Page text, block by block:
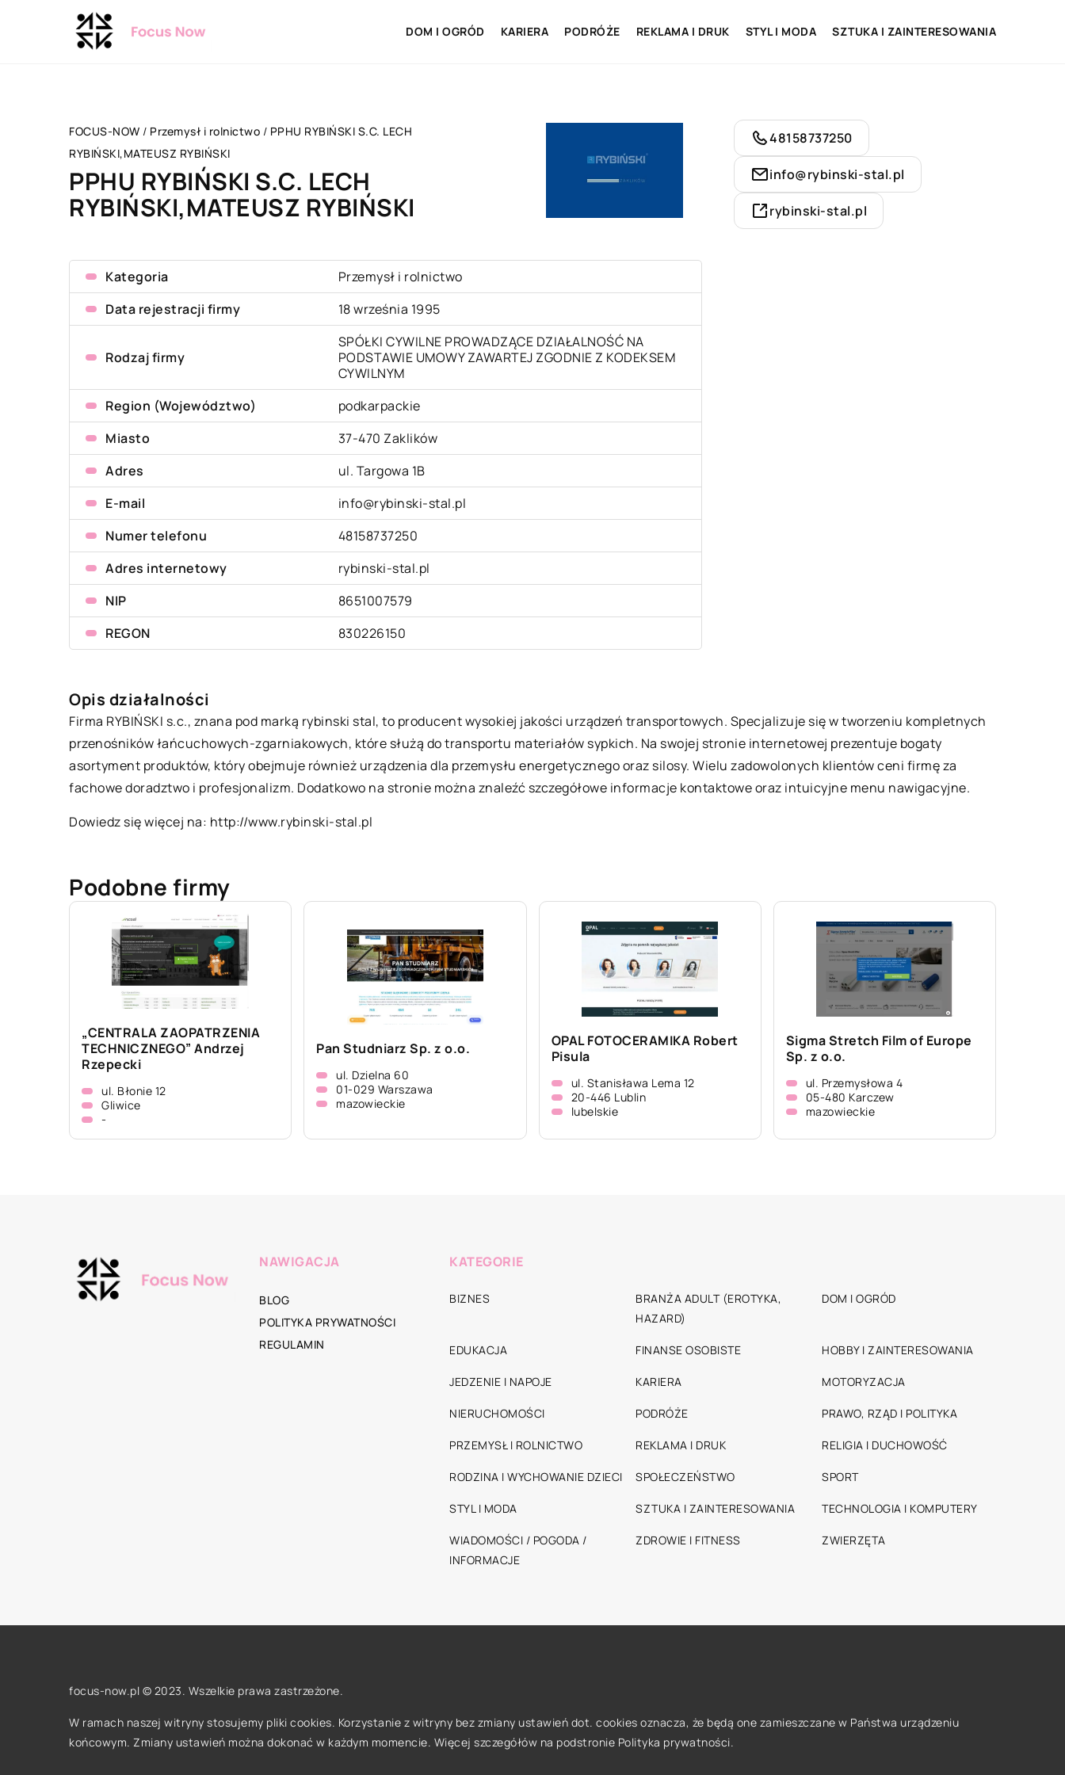
DOM I OGRÓD KARIERA PODRÓŻE REKLAMA I DRUK STYL I MODA SZTUKA I ZAINTERESOWANIA
FOCUS-NOW / Przemysł i rolnictwo / PPHU RYBIŃSKI S.C. LECH
RYBIŃSKI,MATEUSZ RYBIŃSKI
PPHU RYBIŃSKI S.C. LECH
RYBIŃSKI,MATEUSZ RYBIŃSKI
Kategoria
Przemysł i rolnictwo
Data rejestracji firmy
18 września 1995
Rodzaj firmy
SPÓŁKI CYWILNE PROWADZĄCE DZIAŁALNOŚĆ NA
PODSTAWIE UMOWY ZAWARTEJ ZGODNIE Z KODEKSEM
CYWILNYM
Region (Województwo)
podkarpackie
Miasto
37-470 Zaklików
Adres
ul. Targowa 1B
E-mail
info@rybinski-stal.pl
Numer telefonu
48158737250
Adres internetowy
rybinski-stal.pl
NIP
8651007579
REGON
830226150
48158737250
info@rybinski-stal.pl
rybinski-stal.pl
Opis działalności
Firma RYBIŃSKI s.c., znana pod marką rybinski stal, to producent wysokiej jakości urządzeń transportowych. Specjalizuje się w tworzeniu kompletnych
przenośników łańcuchowych-zgarniakowych, które służą do transportu materiałów sypkich. Na swojej stronie internetowej prezentuje bogaty
asortyment produktów, który obejmuje również urządzenia dla przemysłu energetycznego oraz silosy. Wielu zadowolonych klientów ceni firmę za
fachowe doradztwo i profesjonalizm. Dodatkowo na stronie można znaleźć szczegółowe informacje kontaktowe oraz intuicyjne menu nawigacyjne.
Dowiedz się więcej na: http://www.rybinski-stal.pl
Podobne firmy
„CENTRALA ZAOPATRZENIA
TECHNICZNEGO” Andrzej
Rzepecki
ul. Błonie 12
Gliwice
-
Pan Studniarz Sp. z o.o.
ul. Dzielna 60
01-029 Warszawa
mazowieckie
OPAL FOTOCERAMIKA Robert
Pisula
ul. Stanisława Lema 12
20-446 Lublin
lubelskie
Sigma Stretch Film of Europe
Sp. z o.o.
ul. Przemysłowa 4
05-480 Karczew
mazowieckie
NAWIGACJA
BLOG
POLITYKA PRYWATNOŚCI
REGULAMIN
KATEGORIE
BIZNES
BRANŻA ADULT (EROTYKA,
HAZARD)
DOM I OGRÓD
EDUKACJA FINANSE OSOBISTE HOBBY I ZAINTERESOWANIA
JEDZENIE I NAPOJE KARIERA MOTORYZACJA
NIERUCHOMOŚCI PODRÓŻE PRAWO, RZĄD I POLITYKA
PRZEMYSŁ I ROLNICTWO REKLAMA I DRUK RELIGIA I DUCHOWOŚĆ
RODZINA I WYCHOWANIE DZIECI SPOŁECZEŃSTWO SPORT
STYL I MODA SZTUKA I ZAINTERESOWANIA TECHNOLOGIA I KOMPUTERY
WIADOMOŚCI / POGODA /
INFORMACJE
ZDROWIE I FITNESS ZWIERZĘTA
focus-now.pl © 2023. Wszelkie prawa zastrzeżone.
W ramach naszej witryny stosujemy pliki cookies. Korzystanie z witryny bez zmiany ustawień dot. cookies oznacza, że będą one zamieszczane w Państwa urządzeniu
końcowym. Zmiany ustawień można dokonać w każdym momencie. Więcej szczegółów na podstronie Polityka prywatności.